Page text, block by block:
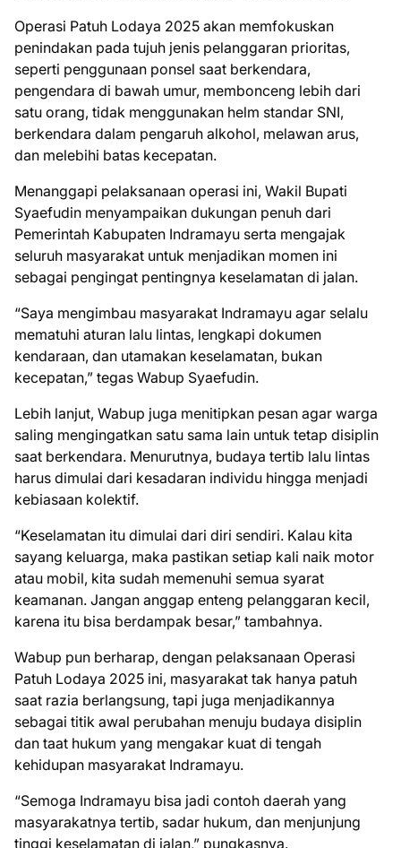
Operasi Patuh Lodaya 2025 akan memfokuskan
penindakan pada tujuh jenis pelanggaran prioritas,
seperti penggunaan ponsel saat berkendara,
pengendara di bawah umur, membonceng lebih dari
satu orang, tidak menggunakan helm standar SNI,
berkendara dalam pengaruh alkohol, melawan arus,
dan melebihi batas kecepatan.
Menanggapi pelaksanaan operasi ini, Wakil Bupati
Syaefudin menyampaikan dukungan penuh dari
Pemerintah Kabupaten Indramayu serta mengajak
seluruh masyarakat untuk menjadikan momen ini
sebagai pengingat pentingnya keselamatan di jalan.
“Saya mengimbau masyarakat Indramayu agar selalu
mematuhi aturan lalu lintas, lengkapi dokumen
kendaraan, dan utamakan keselamatan, bukan
kecepatan,” tegas Wabup Syaefudin.
Lebih lanjut, Wabup juga menitipkan pesan agar warga
saling mengingatkan satu sama lain untuk tetap disiplin
saat berkendara. Menurutnya, budaya tertib lalu lintas
harus dimulai dari kesadaran individu hingga menjadi
kebiasaan kolektif.
“Keselamatan itu dimulai dari diri sendiri. Kalau kita
sayang keluarga, maka pastikan setiap kali naik motor
atau mobil, kita sudah memenuhi semua syarat
keamanan. Jangan anggap enteng pelanggaran kecil,
karena itu bisa berdampak besar,” tambahnya.
Wabup pun berharap, dengan pelaksanaan Operasi
Patuh Lodaya 2025 ini, masyarakat tak hanya patuh
saat razia berlangsung, tapi juga menjadikannya
sebagai titik awal perubahan menuju budaya disiplin
dan taat hukum yang mengakar kuat di tengah
kehidupan masyarakat Indramayu.
“Semoga Indramayu bisa jadi contoh daerah yang
masyarakatnya tertib, sadar hukum, dan menjunjung
tinggi keselamatan di jalan,” pungkasnya.